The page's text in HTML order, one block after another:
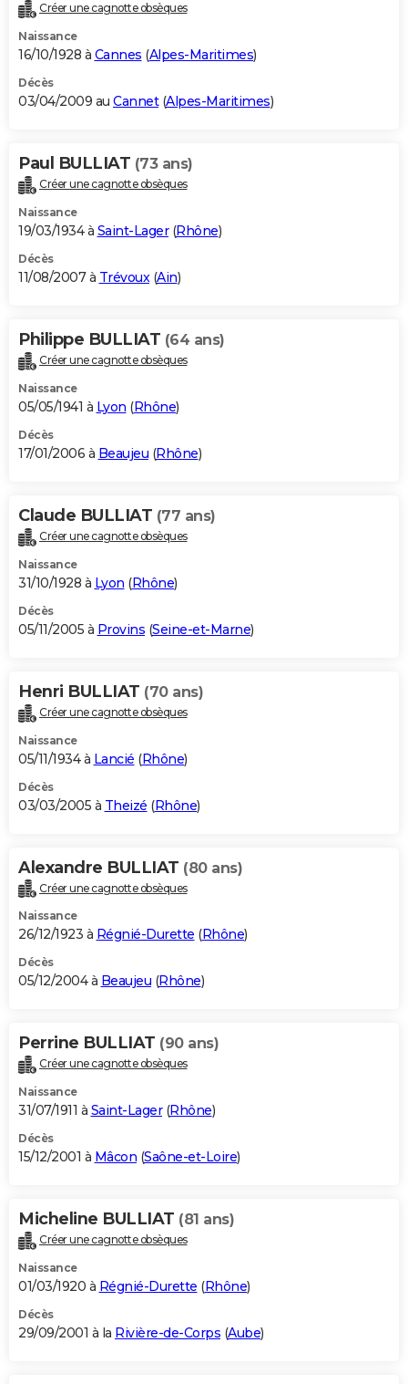
Créer une cagnotte obsèques
Naissance
16/10/1928 à Cannes (Alpes-Maritimes)
Décès
03/04/2009 au Cannet(Alpes-Maritimes)
Paul BULLIAT (73 ans)
Créer une cagnotte obsèques
Naissance
19/03/1934 à Saint-Lager(Rhône)
Décès
11/08/2007 à Trévoux(Ain)
Philippe BULLIAT (64 ans)
Créer une cagnotte obsèques
Naissance
05/05/1941 à Lyon (Rhône)
Décès
17/01/2006 à Beaujeu (Rhône)
Claude BULLIAT (77 ans)
Créer une cagnotte obsèques
Naissance
31/10/1928 à Lyon (Rhône)
Décès
05/11/2005 à Provins (Seine-et-Marne)
Henri BULLIAT (70 ans)
Créer une cagnotte obsèques
Naissance
05/11/1934 à Lancié (Rhône)
Décès
03/03/2005 à Theizé (Rhône)
Alexandre BULLIAT (80 ans)
Créer une cagnotte obsèques
Naissance
26/12/1923 à Régnié-Durette (Rhône)
Décès
05/12/2004 à Beaujeu (Rhône)
Perrine BULLIAT (90 ans)
Créer une cagnotte obsèques
Naissance
31/07/1911 à Saint-Lager(Rhône)
Décès
15/12/2001 à Mâcon (Saône-et-Loire)
Micheline BULLIAT (81 ans)
Créer une cagnotte obsèques
Naissance
01/03/1920 à Régnié-Durette (Rhône)
Décès
29/09/2001 à la Rivière-de-Corps (Aube)